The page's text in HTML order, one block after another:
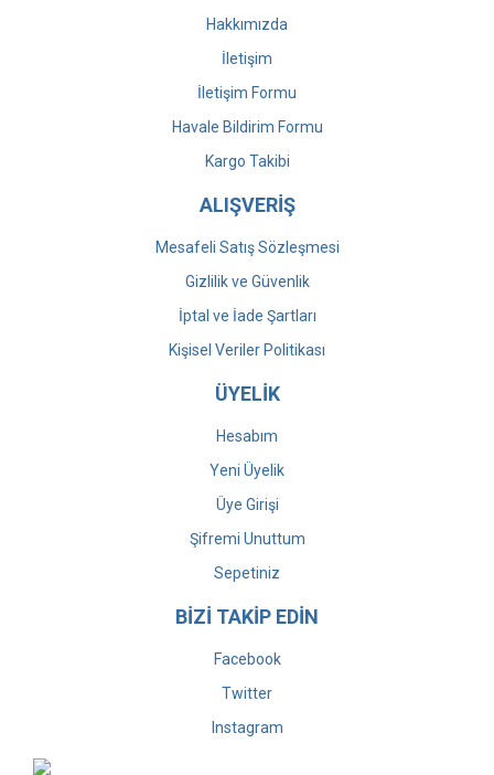
Hakkımızda
İletişim
İletişim Formu
Havale Bildirim Formu
Kargo Takibi
ALIŞVERİŞ
Mesafeli Satış Sözleşmesi
Gizlilik ve Güvenlik
İptal ve İade Şartları
Kişisel Veriler Politikası
ÜYELİK
Hesabım
Yeni Üyelik
Üye Girişi
Şifremi Unuttum
Sepetiniz
BİZİ TAKİP EDİN
Facebook
Twitter
Instagram